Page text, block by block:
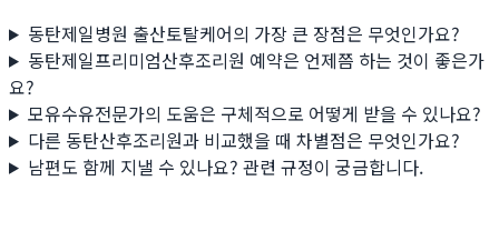
동탄제일병원 출산토탈케어의 가장 큰 장점은 무엇인가요?
동탄제일프리미엄산후조리원 예약은 언제쯤 하는 것이 좋은가
요?
모유수유전문가의 도움은 구체적으로 어떻게 받을 수 있나요?
다른 동탄산후조리원과 비교했을 때 차별점은 무엇인가요?
남편도 함께 지낼 수 있나요? 관련 규정이 궁금합니다.